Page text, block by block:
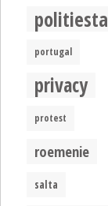
portugal
privacy
protest
roemenie
salta